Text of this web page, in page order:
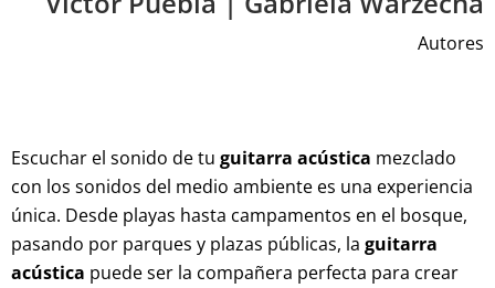
Autores
Escuchar el sonido de tu guitarra acústica mezclado
con los sonidos del medio ambiente es una experiencia
única. Desde playas hasta campamentos en el bosque,
pasando por parques y plazas públicas, la guitarra
acústica puede ser la compañera perfecta para crear